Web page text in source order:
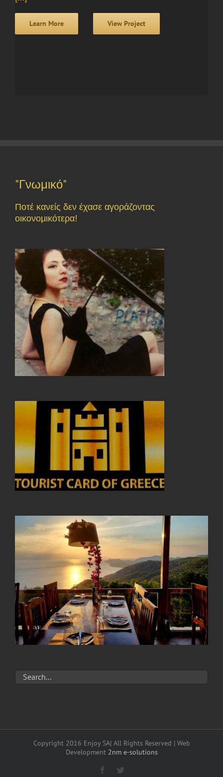
Learn More View Project
"Γνωμικό"
Ποτέ κανείς δεν έχασε αγοράζοντας
οικονομικότερα!
Copyright 2016 Enjoy SA| All Rights Reserved | Web
Development 2nm e-solutions
Facebook